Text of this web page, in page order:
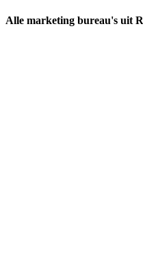
Alle marketing bureau's uit